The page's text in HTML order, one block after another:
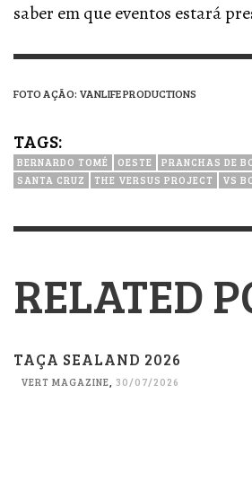
saber em que eventos estará
FOTO AÇÃO: VANLIFE PRODUCTIONS
TAGS:
BERNARDO TOMÉ OESTE
PRANCHAS DE
SANTA CRUZ
THE VERSUS PROJECT VS
RELATED
TAÇA SEALAND 2026
VERT MAGAZINE 30/07/2026